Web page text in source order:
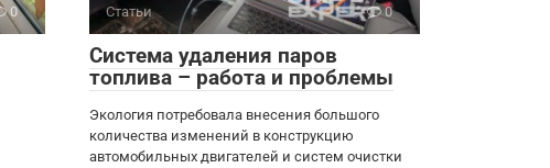
0 Статьи 0
Система удаления паров
топлива – работа и проблемы
Экология потребовала внесения большого
количества изменений в конструкцию
автомобильных двигателей и систем очистки